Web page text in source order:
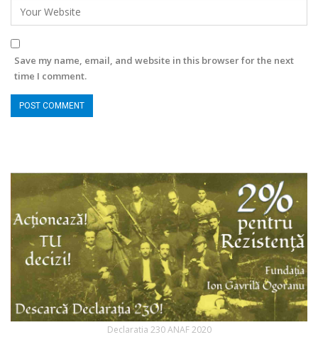
Save my name, email, and website in this browser for the next
time I comment.
Declaratia 230 ANAF 2020